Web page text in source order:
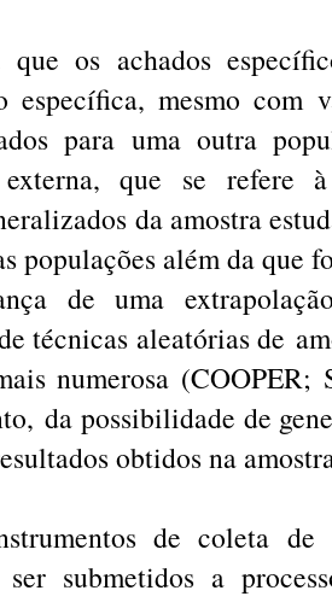
que os achados
específica, mesmo com
para uma outra
que se refere
da amostra
populações além da que
de uma
técnicas aleatórias de
numerosa
da possibilidade de
obtidos na
de coleta de
ser submetidos a